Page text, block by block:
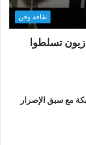
ثقافة وفن
تسلطوا
مع سبق الإصرار